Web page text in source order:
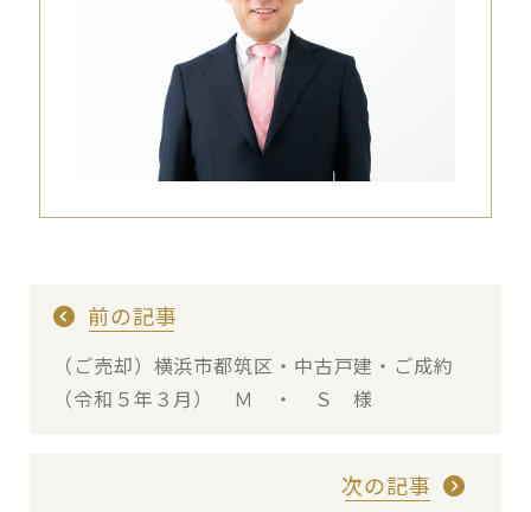
前の記事
（ご売却）横浜市都筑区・中古戸建・ご成約
（令和５年３月） Ｍ ・ Ｓ 様
次の記事